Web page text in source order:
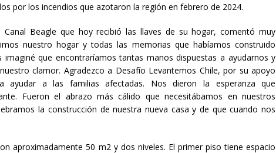
por los incendios que azotaron la región en febrero de 2024.
Beagle que hoy recibió las llaves de su hogar, comentó muy
nuestro hogar y todas las memorias que habíamos construido
que encontraríamos tantas manos dispuestas a ayudarnos y
clamor. Agradezco a Desafío Levantemos Chile, por su apoyo
ayudar a las familias afectadas. Nos dieron la esperanza que
Fueron el abrazo más cálido que necesitábamos en nuestros
la construcción de nuestra nueva casa y de que cuando nos
aproximadamente 50 m2 y dos niveles. El primer piso tiene espacio